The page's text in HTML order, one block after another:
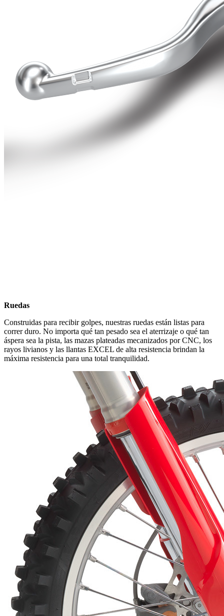
Ruedas
Construidas para recibir golpes, nuestras ruedas están listas para
correr duro. No importa qué tan pesado sea el aterrizaje o qué tan
áspera sea la pista, las mazas plateadas mecanizados por CNC, los
rayos livianos y las llantas EXCEL de alta resistencia brindan la
máxima resistencia para una total tranquilidad.